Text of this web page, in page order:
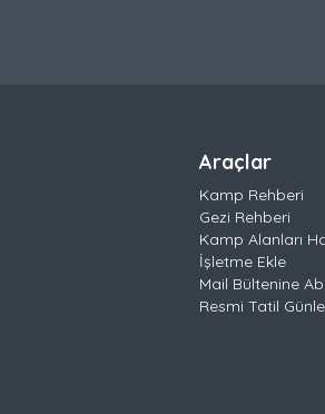
Araçlar
Kamp Rehberi
Gezi Rehberi
Kamp Alanları
İşletme Ekle
Mail Bültenine
Resmi Tatil